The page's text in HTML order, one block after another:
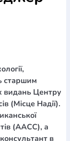
Металеві
Пакети
Хустки
Свічки
Головні убори
ігри
Пазли
старшим
видань Центру
(Місце Надії).
(ААСС), а
в